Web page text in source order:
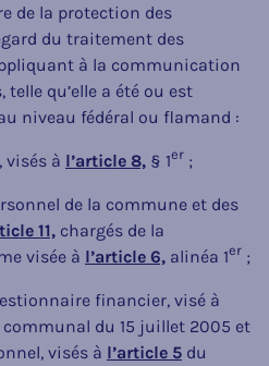
de la protection des
du traitement des
à la communication
telle qu’elle a été ou est
niveau fédéral ou flamand :
visés à l’article 8, § 1er ;
de la commune et des
11, chargés de la
visée à l’article 6, alinéa 1er ;
financier, visé à
communal du 15 juillet 2005 et
visés à l’article 5 du